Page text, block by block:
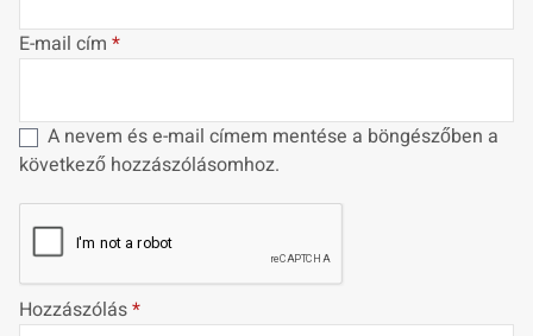
E-mail cím *
A nevem és e-mail címem mentése a böngészőben a
következő hozzászólásomhoz.
Hozzászólás*